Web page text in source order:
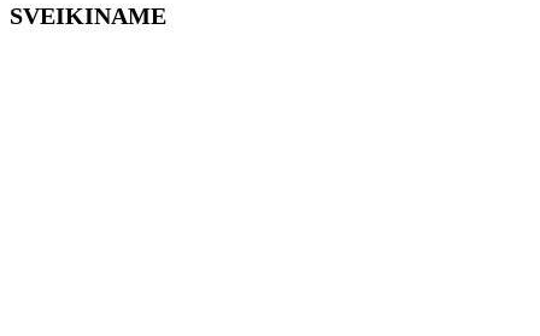
SVEIKINAME